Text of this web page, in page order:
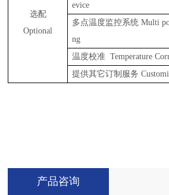
选配
Optional
evice
多点温度监控系统 Multi
ng
温度校准 Temperature
提供其它订制服务
产品咨询